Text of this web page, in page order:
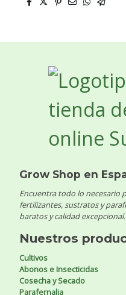
Grow Shop en
Encuentra todo lo necesario
fertilizantes, sustratos y
baratos y calidad excepcional.
Nuestros
Cultivos
Abonos e Insecticidas
Cosecha y Secado
Parafernalia